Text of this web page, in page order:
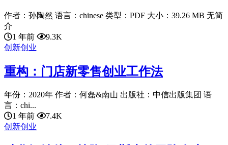
作者：孙陶然 语言：chinese 类型：PDF 大小：39.26 MB 无简
介
1 年前
9.3K
创新创业
重构：门店新零售创业工作法
年份：2020年 作者：何磊&南山 出版社：中信出版集团 语
言：chi...
1 年前
7.4K
创新创业